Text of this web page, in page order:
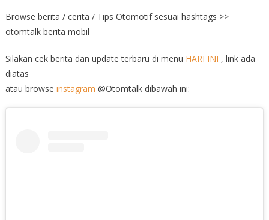
Browse berita / cerita / Tips Otomotif sesuai hashtags >>
otomtalk berita mobil
Silakan cek berita dan update terbaru di menu HARI INI , link ada
diatas
atau browse instagram @Otomtalk dibawah ini: